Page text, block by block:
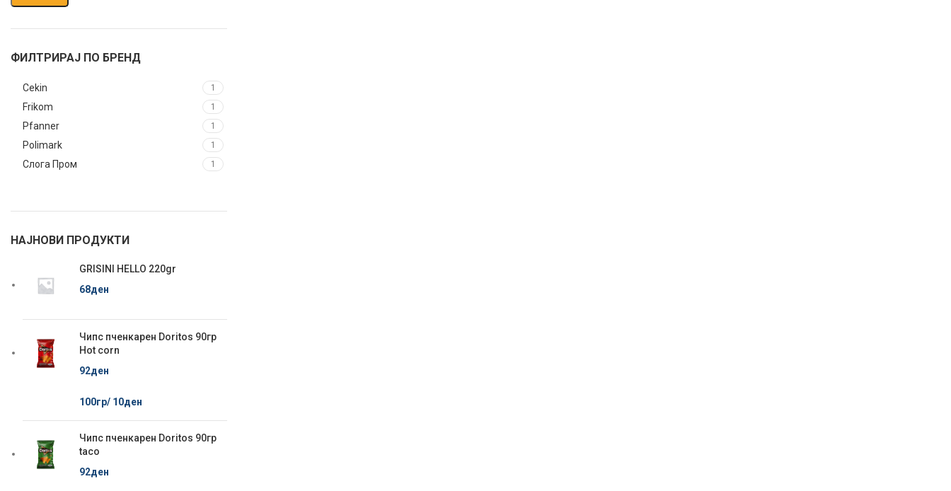
ФИЛТРИРАЈ ПО БРЕНД
Cekin 1
Frikom 1
Pfanner 1
Polimark 1
Слога Пром 1
НАЈНОВИ ПРОДУКТИ
GRISINI HELLO 220gr
68ден
Чипс пченкарен Doritos 90гр
Hot corn
92ден
100гр/ 10ден
Чипс пченкарен Doritos 90гр
taco
92ден